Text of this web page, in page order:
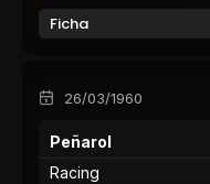
Ficha
26/03/1960
Peñarol
Racing